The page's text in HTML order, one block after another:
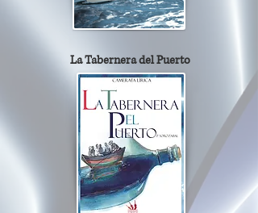
La Tabernera del Puerto